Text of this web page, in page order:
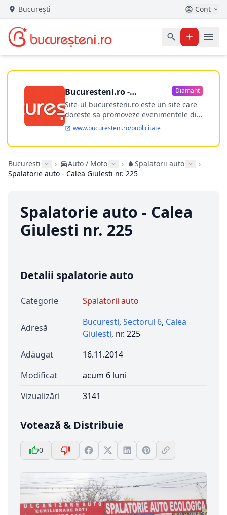
București Cont
Bucuresteni.ro -
publicitate online
Diamant
Site-ul bucuresteni.ro este un site care
doreste sa promoveze evenimentele din
Bucuresti si nu numai, sa puna la
dispozitia utilizatorului cea mai
performanta harta electronica a
ofere posibilitatea firmel...
www.bucuresteni.ro/publicitate
București › Auto / Moto › Spalatorii auto
›
Spalatorie auto - Calea Giulesti nr. 225
Spalatorie auto - Calea
Giulesti nr. 225
Detalii spalatorie auto
Categorie Spalatorii auto
Adresă
Bucuresti, Sectorul 6, Calea
Giulesti, nr. 225
Adăugat
16.11.2014
Modificat
acum 6 luni
Vizualizări
3141
Votează & Distribuie
0